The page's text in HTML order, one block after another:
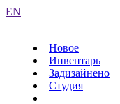
EN
Новое
Инвентарь
Задизайнено
Студия